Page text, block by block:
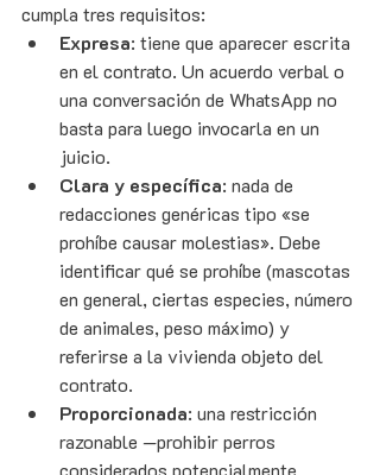
cumpla tres requisitos:
Expresa: tiene que aparecer escrita
en el contrato. Un acuerdo verbal o
una conversación de WhatsApp no
basta para luego invocarla en un
juicio.
Clara y específica: nada de
redacciones genéricas tipo «se
prohíbe causar molestias». Debe
identificar qué se prohíbe (mascotas
en general, ciertas especies, número
de animales, peso máximo) y
referirse a la vivienda objeto del
contrato.
Proporcionada: una restricción
razonable —prohibir perros
considerados potencialmente